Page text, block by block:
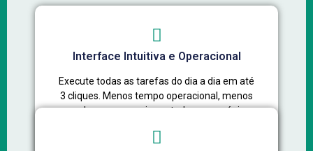
Interface Intuitiva e Operacional
Execute todas as tarefas do dia a dia em até
3 cliques. Menos tempo operacional, menos
erro humano e mais controle em um único